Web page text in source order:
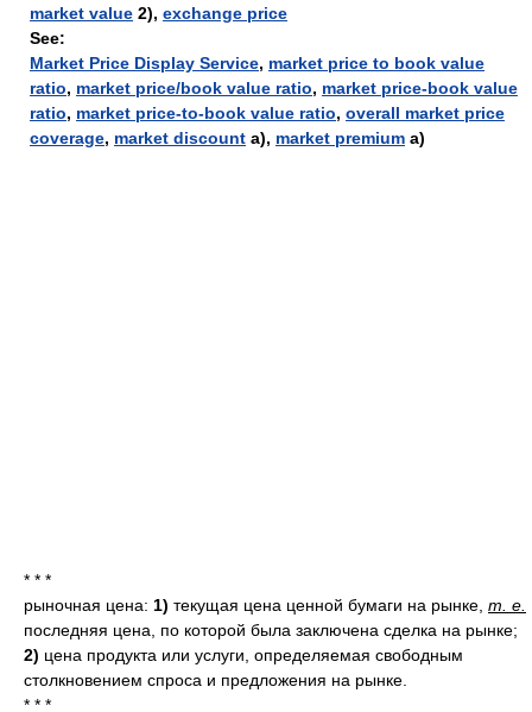
market value 2), exchange price
See:
Market Price Display Service, market price to book value
ratio, market price/book value ratio, market price-book value
ratio, market price-to-book value ratio, overall market price
coverage, market discount а), market premium а)
* * *
рыночная цена: 1) текущая цена ценной бумаги на рынке, т. е.
последняя цена, по которой была заключена сделка на рынке;
2) цена продукта или услуги, определяемая свободным
столкновением спроса и предложения на рынке.
* * *